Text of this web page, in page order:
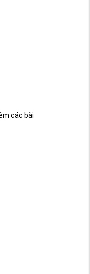
các bài